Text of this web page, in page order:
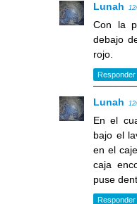
Lunah
Con la
debajo
rojo.
Responder
Lunah
En el
bajo el
en el
caja
puse
Responder